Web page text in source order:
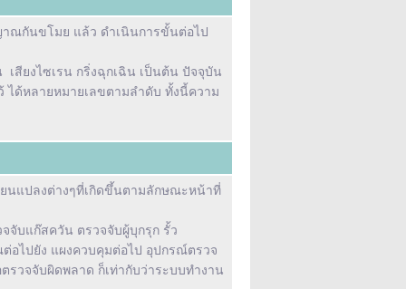
าณกันขโมย แล้ว ดำเนินการขั้นต่อไป
สียงไซเรน กริ่งฉุกเฉิน เป็นต้น ปัจจุบัน
ด้หลายหมายเลขตามลำดับ ทั้งนี้ความ
นแปลงต่างๆที่เกิดขึ้นตามลักษณะหน้าที่
จับแก๊สควัน ตรวจจับผู้บุกรุก รั้ว
อไปยัง แผงควบคุมต่อไป อุปกรณ์ตรวจ
วจจับผิดพลาด ก็เท่ากับว่าระบบทำงาน